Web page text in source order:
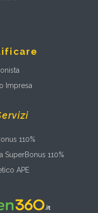
Impresa
110%
SuperBonus 110%
APE